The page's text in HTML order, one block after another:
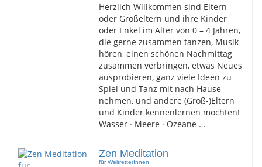
Herzlich Willkommen sind Eltern
oder Großeltern und ihre Kinder
oder Enkel im Alter von 0 – 4 Jahren,
die gerne zusammen tanzen, Musik
hören, einen schönen Nachmittag
zusammen verbringen, etwas Neues
ausprobieren, ganz viele Ideen zu
Spiel und Tanz mit nach Hause
nehmen, und andere (Groß-)Eltern
und Kinder kennenlernen möchten!
Wasser · Meere · Ozeane …
Zen Meditation
für WeltretterInnen